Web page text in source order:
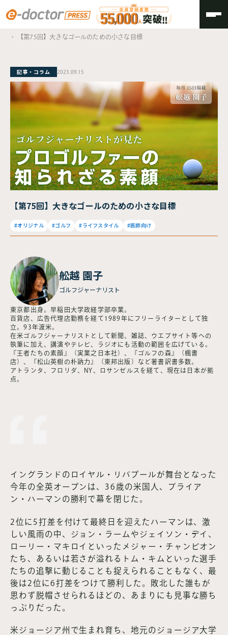
TOP
ゴルフジャーナリストが見た、プロゴルファーの知られざる素顔
【第75回】大きなゴールのための小さな目標
記事・コラム 2023.09.15
【第75回】大きなゴールのための小さな目標
#オリジナル #ゴルフ #ライフスタイル #医師向け
舩越 園子
ゴルフジャーナリスト
東京都出身。早稲田大学政経学部卒業。
百貨店、広告代理店勤務を経て1989年にフリーライターとして独
立。93年渡米。
在米ゴルフジャーナリストとして新聞、雑誌、ウエブサイト等への
執筆に加え、講演やテレビ、ラジオにも活動の範囲を広げている。
『王者たちの素顔』（実業之日本社）、『ゴルフの森』（楓書
店）、『松山英樹の朴訥力』（東邦出版）など著書訳書多数。
アトランタ、フロリダ、NY、ロサンゼルスを経て、現在は日本が拠
点。
イングランドのロイヤル・リバプールが舞台となった
今年の全英オープンは、36歳の米国人、ブライア
ン・ハーマンの勝利で幕を閉じた。
2位に5打差を付けて最終日を迎えたハーマンは、激
しい風雨の中、ジョン・ラームやジェイソン・デイ、
ローリー・マキロイといったメジャー・チャンピオン
たち、あるいは若さが溢れるトム・キムといった選手
たちの追撃に動じることも捉えられることもなく、最
後は2位に6打差をつけて勝利した。敗北した誰もが
思わず脱帽させられるほどの、あまりにも見事な勝ち
っぷりだった。
米ジョージア州で生まれ育ち、地元のジョージア大学